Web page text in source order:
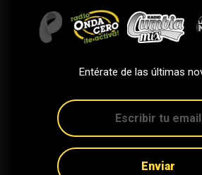
Entérate de las últimas
Enviar